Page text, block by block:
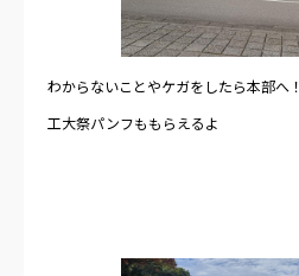
わからないことやケガをしたら本部へ！
工大祭パンフももらえるよ